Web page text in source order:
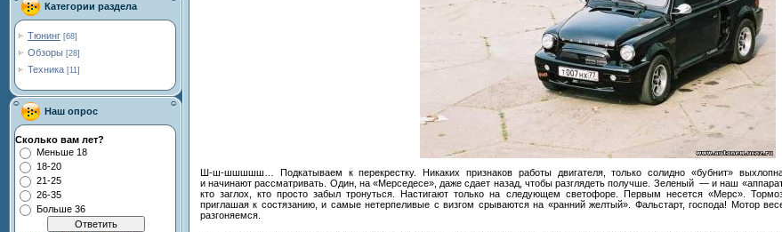
Категории раздела
Тюнинг [68]
Обзоры [28]
Техника [11]
Наш опрос
Сколько вам лет?
Меньше 18
18-20
21-25
26-35
Больше 36
Ш-ш-шшшшш Подкатываем к перекрестку. Никаких признаков работы двигателя, только солидно«бубнит»
и начинают рассматривать. Один, на «Мерседесе» , даже сдает назад, чтобы разглядеть получше. Зеленый —и наш «
кто заглох, кто просто забыл тронуться. Настигают только на следующем светофоре. Первым несется «Мерс».
приглашая к состязанию, и самые нетерпеливые с визгом срываются на «ранний желтый» . Фальстарт, господа! Мотор
разгоняемся.